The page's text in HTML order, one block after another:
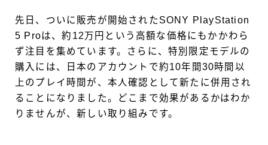
先日、ついに販売が開始されたSONY PlayStation
5 Proは、約12万円という高額な価格にもかかわら
ず注目を集めています。さらに、特別限定モデルの
購入には、日本のアカウントで約10年間30時間以
上のプレイ時間が、本人確認として新たに併用され
ることになりました。どこまで効果があるかはわか
りませんが、新しい取り組みです。